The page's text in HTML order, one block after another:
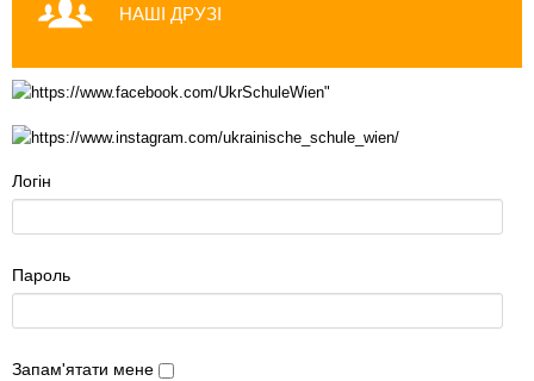
НАШІ ДРУЗІ
Логін
Пароль
Запам'ятати мене